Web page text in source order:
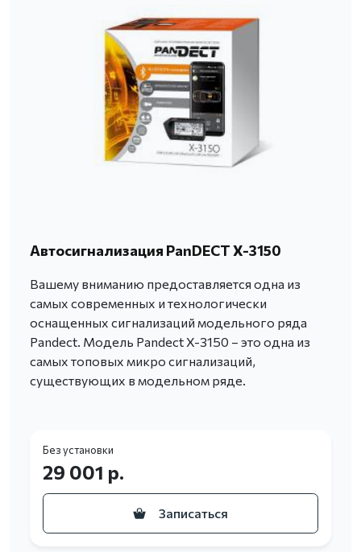
Автосигнализация PanDECT X-3150
Вашему вниманию предоставляется одна из
самых современных и технологически
оснащенных сигнализаций модельного ряда
Pandect. Модель Pandect X-3150 – это одна из
самых топовых микро сигнализаций,
существующих в модельном ряде.
Без установки
29 001 р.
Записаться